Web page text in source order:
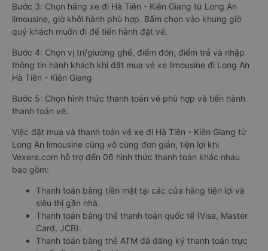
Bước 3: Chọn hãng xe đi Hà Tiên - Kiên Giang từ Long An
limousine, giờ khởi hành phù hợp. Bấm chọn vào khung giờ
quý khách muốn đi để tiến hành đặt vé.
Bước 4: Chọn vị trí/giường ghế, điểm đón, điểm trả và nhập
thông tin hành khách khi đặt mua vé xe limousine đi Long An
Hà Tiên - Kiên Giang
Bước 5: Chọn hình thức thanh toán vé phù hợp và tiến hành
thanh toán vé.
Việc đặt mua và thanh toán vé xe đi Hà Tiên - Kiên Giang từ
Long An limousine cũng vô cùng đơn giản, tiện lợi khi
Vexere.com hỗ trợ đến 06 hình thức thanh toán khác nhau
bao gồm:
Thanh toán bằng tiền mặt tại các cửa hàng tiện lợi và
siêu thị gần nhà.
Thanh toán bằng thẻ thanh toán quốc tế (Visa, Master
Card, JCB).
Thanh toán bằng thẻ ATM đã đăng ký thanh toán trực